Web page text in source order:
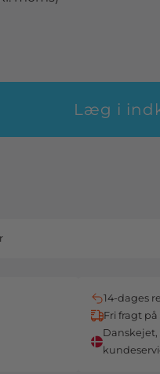
Læg i
14-dages
Fri fragt